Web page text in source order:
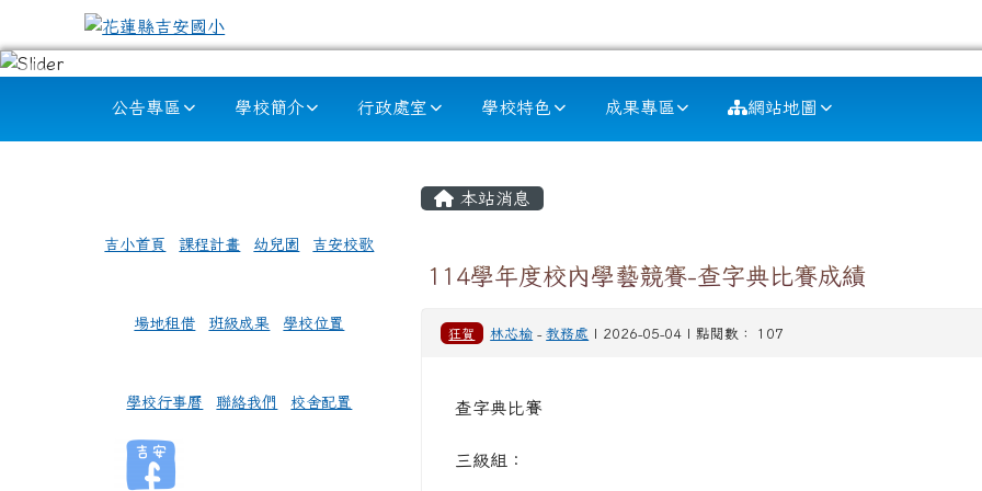
跳至主內容區
花蓮縣吉安國小
公告專區 學校簡介 行政處室 學校特色 成果專區 網站地圖
吉小首頁 課程計畫 幼兒園 吉安校歌
場地租借 班級成果 學校位置
學校行事曆 聯絡我們 校舍配置
主內容區域
本站消息
114學年度校內學藝競賽-查字典比賽成績
狂賀 林芯榆 -教務處 | 2026-05-04 | 點閱數： 107
查字典比賽
三級組：